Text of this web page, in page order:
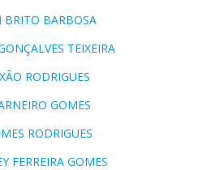
BRITO BARBOSA
TEIXEIRA
RODRIGUES
GOMES
RODRIGUES
FERREIRA GOMES